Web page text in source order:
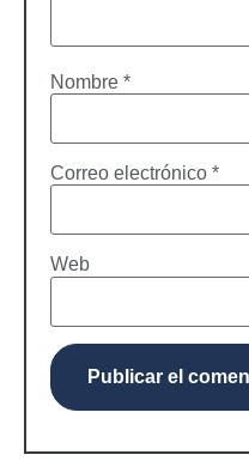
Nombre *
Correo electrónico *
Web